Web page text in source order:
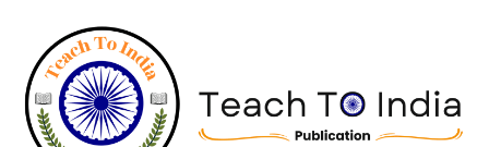
content